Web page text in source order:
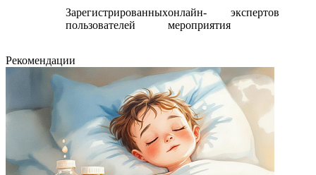
Зарегистрированных
пользователей
онлайн-
мероприятия
экспертов
Рекомендации